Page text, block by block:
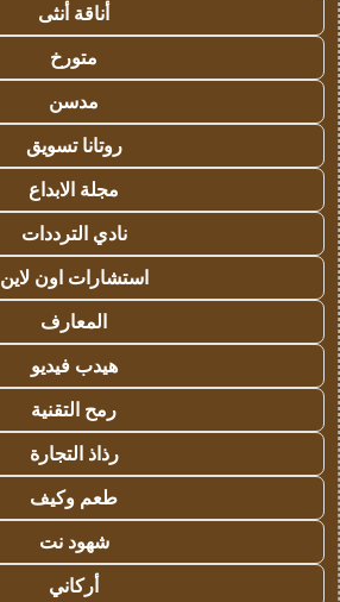
أناقة أنثى
متورخ
مدسن
روتانا تسويق
مجلة الابداع
نادي الترددات
استشارات اون لاين
المعارف
هيدب فيديو
رمح التقنية
رذاذ التجارة
طعم وكيف
شهود نت
أركاني